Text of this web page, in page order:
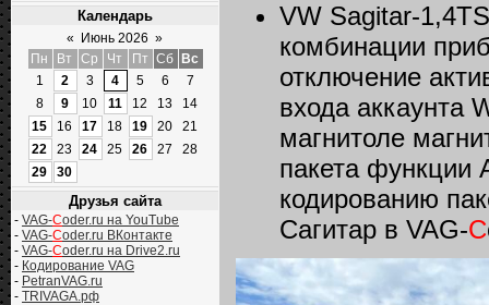
Календарь
« Июнь 2026 »
Пн
Вт Ср Чт Пт Сб
Вс
1
2 3 4 5 6
7
8
9 10 11 12 13
14
15
16 17 18 19 20
21
22
23 24 25 26 27
28
29
30
Друзья сайта
- VAG-Coder.ru на YouTube
- VAG-Coder.ru ВКонтакте
- VAG-Coder.ru на Drive2.ru
- Кодирование VAG
- PetranVAG.ru
- TRIVAGA.рф
VW Sagitar-
комбинации
отключение
входа аккаунта
магнитоле
пакета функции
кодированию
Сагитар в VAG-C